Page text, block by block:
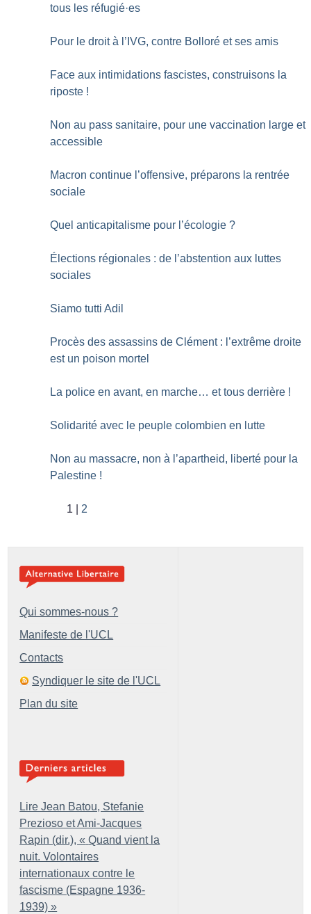
tous les réfugié·es
Pour le droit à l’IVG, contre Bolloré et ses amis
Face aux intimidations fascistes, construisons la
riposte !
Non au pass sanitaire, pour une vaccination large et
accessible
Macron continue l’offensive, préparons la rentrée
sociale
Quel anticapitalisme pour l’écologie ?
Élections régionales : de l’abstention aux luttes
sociales
Siamo tutti Adil
Procès des assassins de Clément : l’extrême droite
est un poison mortel
La police en avant, en marche… et tous derrière !
Solidarité avec le peuple colombien en lutte
Non au massacre, non à l’apartheid, liberté pour la
Palestine !
1 2
Qui sommes-nous ?
Manifeste de l'UCL
Contacts
Syndiquer le site de l'UCL
Plan du site
Lire Jean Batou, Stefanie
Prezioso et Ami-Jacques
Rapin (dir.), « Quand vient la
nuit. Volontaires
internationaux contre le
fascisme (Espagne 1936-
1939) »